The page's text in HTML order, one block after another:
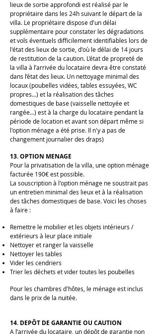
lieux de sortie approfondi est réalisé par le
propriétaire dans les 24h suivant le départ de la
villa. Le propriétaire dispose d'un délai
supplémentaire pour constater les dégradations
et vols éventuels difficilement identifiables lors de
l'état des lieux de sortie, d'où le délai de 14 jours
de restitution de la caution. L’état de propreté de
la villa à l’arrivée du locataire devra être constaté
dans l’état des lieux. Un nettoyage minimal des
locaux (poubelles vidées, tables essuyées, WC
propres...) et la réalisation des tâches
domestiques de base (vaisselle nettoyée et
rangée...) est à la charge du locataire pendant la
période de location et avant son départ même si
l'option ménage a été prise. Il n'y a pas de
changement journalier des draps)
13. OPTION MENAGE
Pour la privatisation de la villa, une option ménage
facturée 190€ est possible.
La souscription à l'option ménage ne soustrait pas
un entretien minimal des lieux et à la réalisation
des tâches domestiques de base. Voici les choses
à faire :
Remettre le mobilier et les objets intérieurs /
extérieurs à leur place initiale
Nettoyer et ranger la vaisselle
Nettoyer les tables
Vider les cendriers
Trier les déchets et vider toutes les poubelles
Pour les chambres d'hôtes, le ménage est inclus
dans le prix de la nuitée.
14. DEPÔT DE GARANTIE OU CAUTION
A l’arrivée du locataire, un dépôt de garantie non